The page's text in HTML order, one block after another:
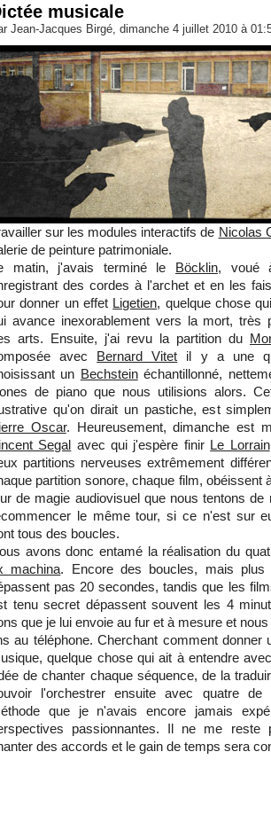
musicale
Jean-Jacques Birgé, dimanche 4 juillet 2010 à
sur les modules interactifs de Nicolas
de peinture patrimoniale.
matin, j'avais terminé le Böcklin, voué
des cordes à l'archet et en les
donner un effet Ligetien, quelque chose
avance inexorablement vers la mort, très
arts. Ensuite, j'ai revu la partition du
avec Bernard Vitet il y a une
un Bechsteinéchantillonné,
de piano que nous utilisions alors.
qu'on dirait un pastiche, est
Oscar. Heureusement, dimanche est
Segal avec qui j'espère finir Le Lorrain
partitions nerveuses extrêmement
partition sonore, chaque film, obéissent
de magie audiovisuel que nous tentons de
le même tour, si ce n'est sur
tous des boucles.
avons donc entamé la réalisation du
machina. Encore des boucles, mais
pas 20 secondes, tandis que les
tenu secret dépassent souvent les 4
que je lui envoie au fur et à mesure et
au téléphone. Cherchant comment donner
quelque chose qui ait à entendre
de chanter chaque séquence, de la
l'orchestrer ensuite avec quatre de
que je n'avais encore jamais
passionnantes. Il ne me reste
des accords et le gain de temps sera